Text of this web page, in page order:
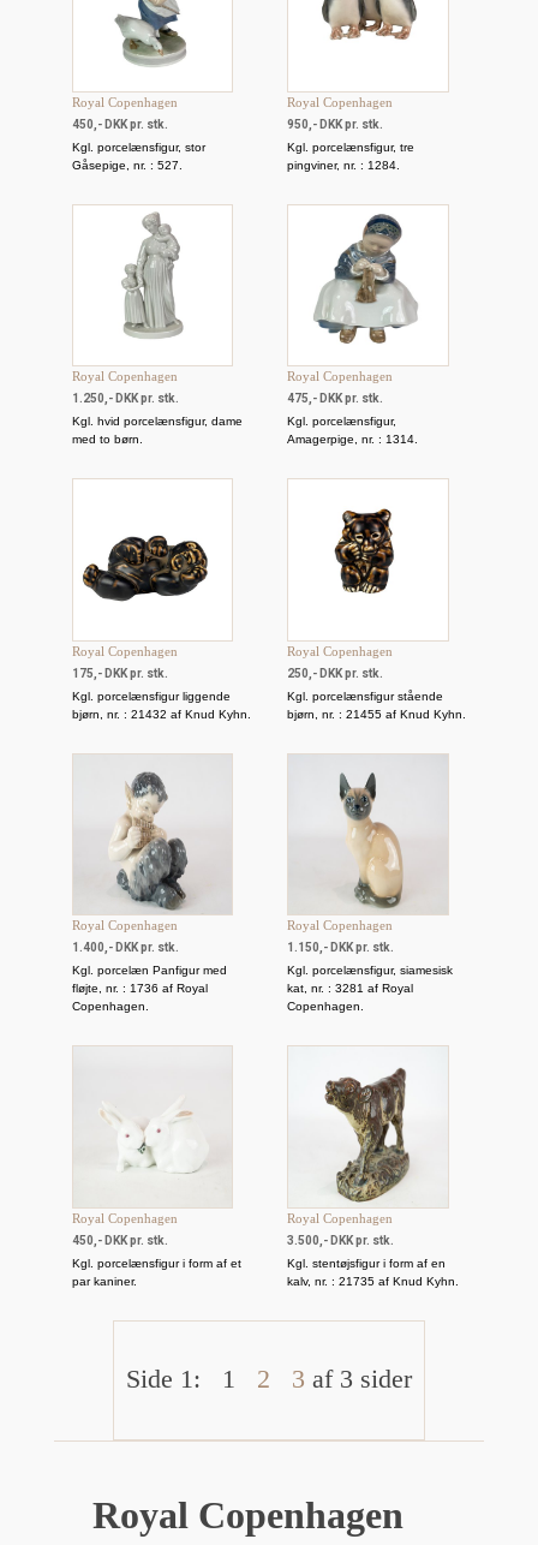
Royal Copenhagen
450,- DKK pr. stk.
Kgl. porcelænsfigur, stor
Gåsepige, nr. : 527.
Royal Copenhagen
950,- DKK pr. stk.
Kgl. porcelænsfigur, tre
pingviner, nr. : 1284.
Royal Copenhagen
1.250,- DKK pr. stk.
Kgl. hvid porcelænsfigur, dame
med to børn.
Royal Copenhagen
475,- DKK pr. stk.
Kgl. porcelænsfigur,
Amagerpige, nr. : 1314.
Royal Copenhagen
175,- DKK pr. stk.
Kgl. porcelænsfigur liggende
bjørn, nr. : 21432 af Knud Kyhn.
Royal Copenhagen
250,- DKK pr. stk.
Kgl. porcelænsfigur stående
bjørn, nr. : 21455 af Knud Kyhn.
Royal Copenhagen
1.400,- DKK pr. stk.
Kgl. porcelæn Panfigur med
fløjte, nr. : 1736 af Royal
Copenhagen.
Royal Copenhagen
1.150,- DKK pr. stk.
Kgl. porcelænsfigur, siamesisk
kat, nr. : 3281 af Royal
Copenhagen.
Royal Copenhagen
450,- DKK pr. stk.
Kgl. porcelænsfigur i form af et
par kaniner.
Royal Copenhagen
3.500,- DKK pr. stk.
Kgl. stentøjsfigur i form af en
kalv, nr. : 21735 af Knud Kyhn.
Side 1: 1 2 3 af 3 sider
Royal Copenhagen